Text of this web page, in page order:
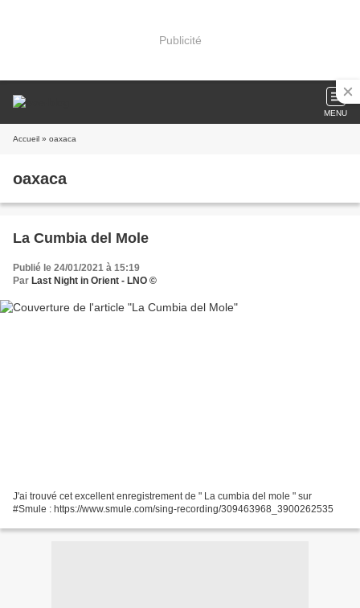
Publicité
MENU
Accueil » oaxaca
oaxaca
La Cumbia del Mole
Publié le 24/01/2021 à 15:19
Par Last Night in Orient - LNO ©
J'ai trouvé cet excellent enregistrement de " La cumbia del mole " sur
#Smule : https://www.smule.com/sing-recording/309463968_3900262535